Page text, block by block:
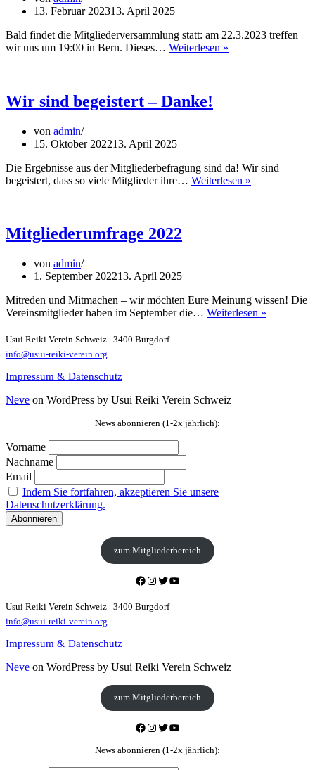
13. Februar 202313. April 2025
Bald findet die Mitgliederversammlung statt: am 22.3.2023 treffen
wir uns um 19:00 in Bern. Dieses… Weiterlesen »
Wir sind begeistert – Danke!
von admin
15. Oktober 202213. April 2025
Die Ergebnisse aus der Mitgliederbefragung sind da! Wir sind
begeistert, dass so viele Mitglieder ihre… Weiterlesen »
Mitgliederumfrage 2022
von admin
1. September 202213. April 2025
Mitreden und Mitmachen – wir möchten Eure Meinung wissen! Die
Vereinsmitglieder haben im September die… Weiterlesen »
Usui Reiki Verein Schweiz | 3400 Burgdorf
info@usui-reiki-verein.org
Impressum & Datenschutz
Neve on WordPress by Usui Reiki Verein Schweiz
News abonnieren (1-2x jährlich):
Vorname
Nachname
Email
Indem Sie fortfahren, akzeptieren Sie unsere
Datenschutzerklärung.
zum Mitgliederbereich
Facebook
Instagram
TwitterYouTube
Usui Reiki Verein Schweiz | 3400 Burgdorf
info@usui-reiki-verein.org
Impressum & Datenschutz
Neve on WordPress by Usui Reiki Verein Schweiz
zum Mitgliederbereich
Facebook
Instagram
TwitterYouTube
News abonnieren (1-2x jährlich):